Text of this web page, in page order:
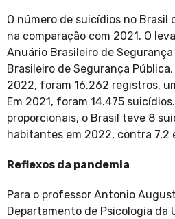
O número de suicídios no Brasil
na comparação com 2021. O
Anuário Brasileiro de
Brasileiro de Segurança
2022, foram 16.262 registros,
Em 2021, foram 14.475
proporcionais, o Brasil teve 8
habitantes em 2022, contra 7,2
Reflexos da pandemia
Para o professor Antonio
Departamento de Psicologia da